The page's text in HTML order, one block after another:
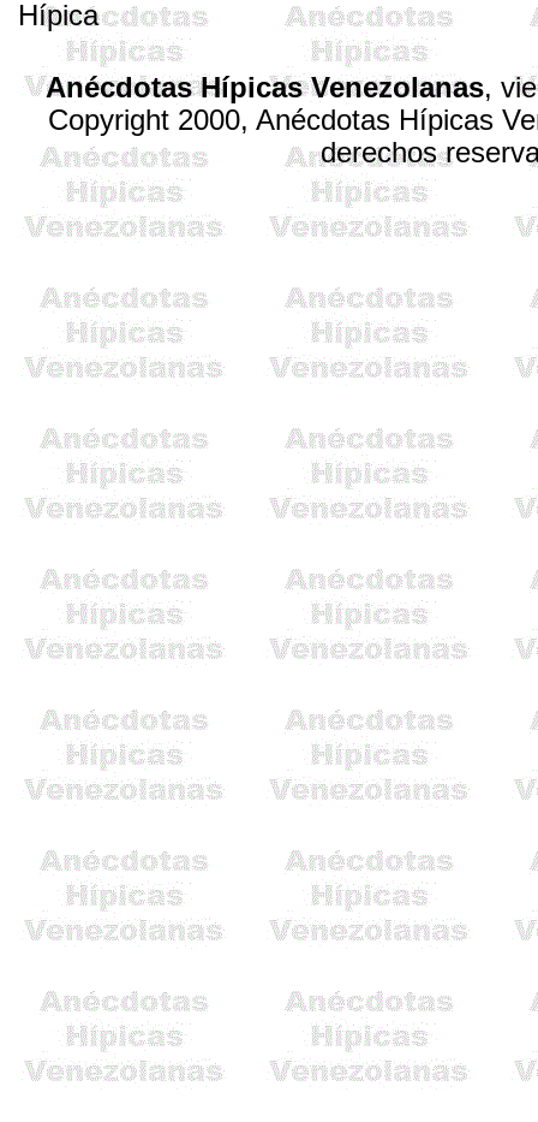
Hípica
Anécdotas Hípicas Venezolanas,
Copyright 2000, Anécdotas Hípicas
derechos